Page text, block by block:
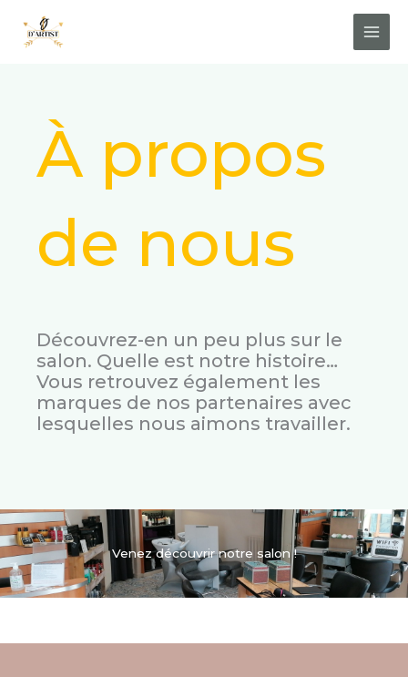
contenu
À propos
de nous
Découvrez-en un peu plus sur le
salon. Quelle est notre histoire…
Vous retrouvez également les
marques de nos partenaires avec
lesquelles nous aimons travailler.
Venez découvrir notre salon !